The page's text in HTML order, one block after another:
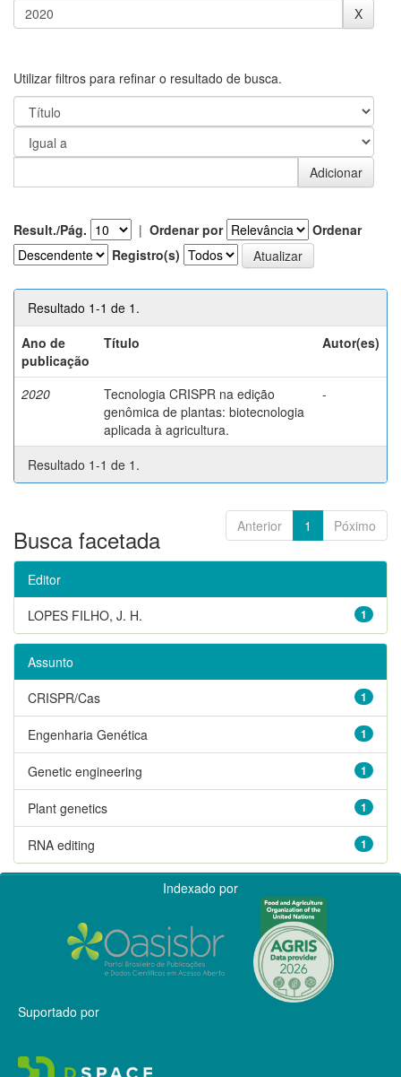
Utilizar filtros para refinar o resultado de busca.
Result./Pág. | Ordenar por
Ordenar
Registro(s)
Resultado 1-1 de 1.
Ano de
publicação
Título Autor(es)
2020
Tecnologia CRISPR na edição
genômica de plantas: biotecnologia
aplicada à agricultura.
-
Resultado 1-1 de 1.
Anterior 1 Póximo
Busca facetada
Editor
1
LOPES FILHO, J. H.
Assunto
1
CRISPR/Cas
1
Engenharia Genética
1
Genetic engineering
1
Plant genetics
1
RNA editing
Indexado por
Suportado por